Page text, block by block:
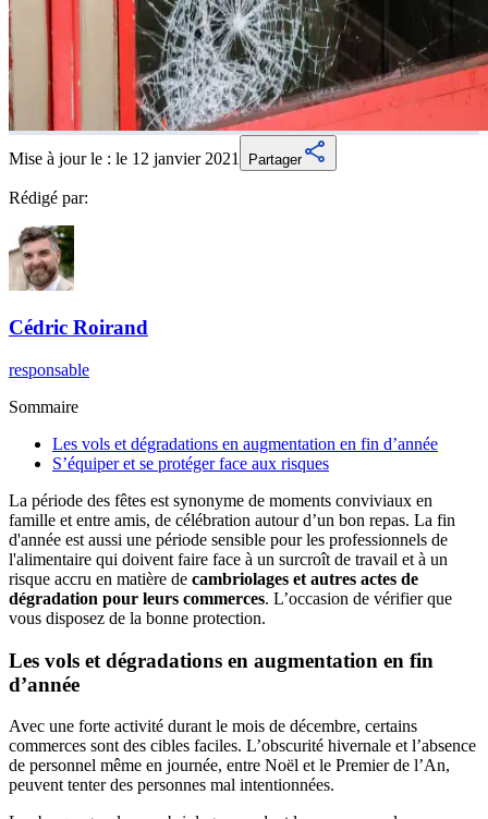
Mise à jour le : le 12 janvier 2021 Partager
Rédigé par:
Cédric Roirand
responsable
Sommaire
Les vols et dégradations en augmentation en fin d’année
S’équiper et se protéger face aux risques
La période des fêtes est synonyme de moments conviviaux en
famille et entre amis, de célébration autour d’un bon repas. La fin
d'année est aussi une période sensible pour les professionnels de
l'alimentaire qui doivent faire face à un surcroît de travail et à un
risque accru en matière de cambriolages et autres actes de
dégradation pour leurs commerces. L’occasion de vérifier que
vous disposez de la bonne protection.
Les vols et dégradations en augmentation en fin
d’année
Avec une forte activité durant le mois de décembre, certains
commerces sont des cibles faciles. L’obscurité hivernale et l’absence
de personnel même en journée, entre Noël et le Premier de l’An,
peuvent tenter des personnes mal intentionnées.